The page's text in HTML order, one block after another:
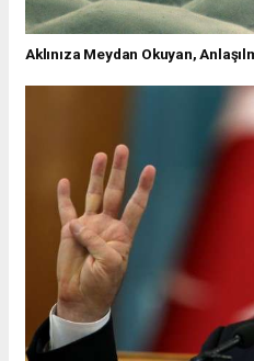
Aklınıza Meydan Okuyan,